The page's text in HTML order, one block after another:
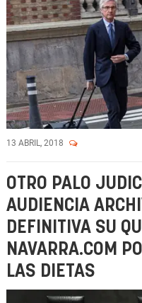
13 ABRIL, 2018
OTRO PALO
AUDIENCIA
DEFINITIVA SU
NAVARRA.COM
LAS DIETAS